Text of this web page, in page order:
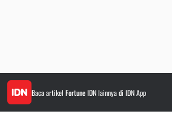
Baca artikel Fortune IDNlainnya di IDN App